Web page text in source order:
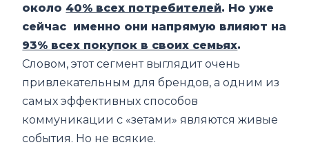
около 40% всех потребителей. Но уже
сейчас именно они напрямую влияют на
93% всех покупок в своих семьях.
Словом, этот сегмент выглядит очень
привлекательным для брендов, а одним из
самых эффективных способов
коммуникации с «зетами» являются живые
события. Но не всякие.